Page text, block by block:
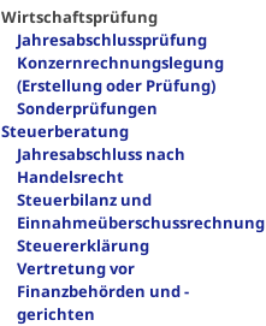
Navigation
überspringen
Wirtschaftsprüfung
Jahresabschlussprüfung
Konzernrechnungslegung
(Erstellung oder Prüfung)
Sonderprüfungen
Steuerberatung
Jahresabschluss nach
Handelsrecht
Steuerbilanz und
Einnahmeüberschussrechnung
Steuererklärung
Vertretung vor
Finanzbehörden und -
gerichten